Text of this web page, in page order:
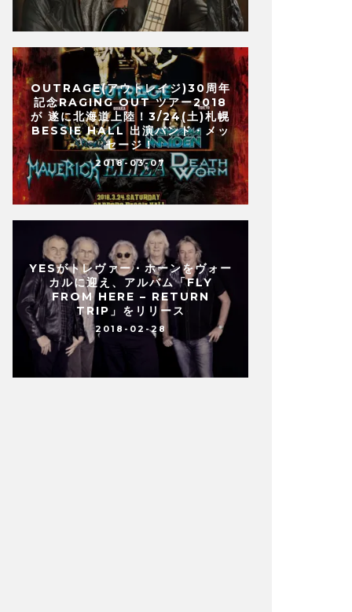
OUTRAGE(アウトレイジ)30周年
記念RAGING OUT ツアー2018
が 遂に北海道上陸！3/24(土)札幌
BESSIE HALL 出演バンド・メッ
セージ！
2018-03-07
YESがトレヴァー・ホーンをヴォー
カルに迎え、アルバム「FLY
FROM HERE – RETURN
TRIP」をリリース
2018-02-28